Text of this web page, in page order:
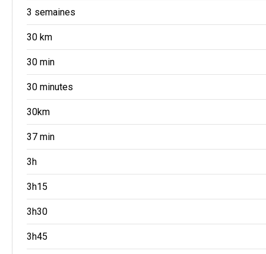
3 semaines
30 km
30 min
30 minutes
30km
37 min
3h
3h15
3h30
3h45